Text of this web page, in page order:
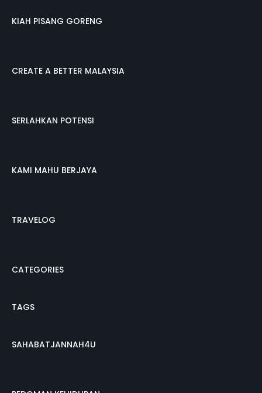
KIAH PISANG GORENG
CREATE A BETTER MALAYSIA
SERLAHKAN POTENSI
KAMI MAHU BERJAYA
TRAVELOG
CATEGORIES
TAGS
SAHABATJANNAH4U